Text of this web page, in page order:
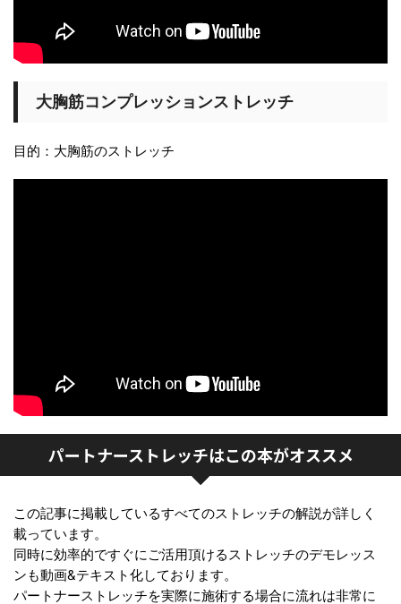
大胸筋コンプレッションストレッチ
目的：大胸筋のストレッチ
パートナーストレッチはこの本がオススメ
この記事に掲載しているすべてのストレッチの解説が詳しく
載っています。
同時に効率的ですぐにご活用頂けるストレッチのデモレッス
ンも動画&テキスト化しております。
パートナーストレッチを実際に施術する場合に流れは非常に